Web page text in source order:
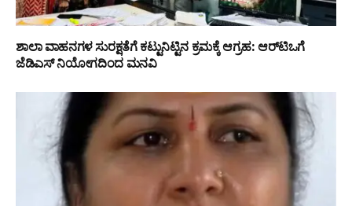
ಶಾಲಾ ವಾಹನಗಳ ಸುರಕ್ಷತೆಗೆ ಕಟ್ಟುನಿಟ್ಟಿನ ಕ್ರಮಕ್ಕೆ ಆಗ್ರಹ: ಆರ್‌ಟಿಒಗೆ
ಜೆಡಿಎಸ್ ನಿಯೋಗದಿಂದ ಮನವಿ